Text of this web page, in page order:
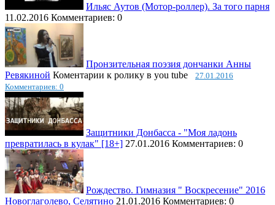
Ильяс Аутов (Мотор-роллер). За того парня
11.02.2016 Комментариев: 0
Пронзительная поэзия дончанки Анны
Ревякиной Коментарии к ролику в you tube 27.01.2016
Комментариев: 0
Защитники Донбасса - "Моя ладонь
превратилась в кулак" [18+] 27.01.2016 Комментариев: 0
Рождество. Гимназия " Воскресение" 2016
Новоглаголево, Селятино 21.01.2016 Комментариев: 0